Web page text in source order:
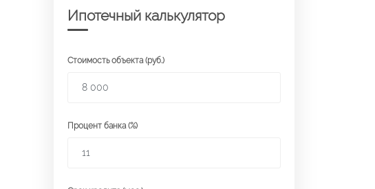
Ипотечный калькулятор
Стоимость объекта (руб.)
Процент банка (%)